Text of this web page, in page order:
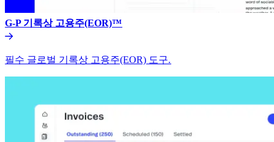
G-P 기록상 고용주(EOR)™​​
필수 글로벌 기록상 고용주(EOR) 도구.​​